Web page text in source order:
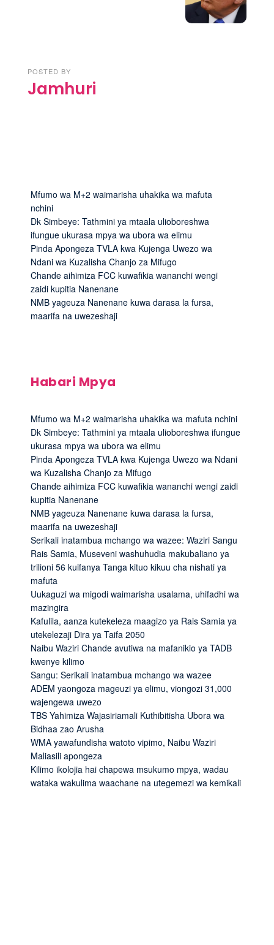
POSTED BY
Jamhuri
Mfumo wa M+2 waimarisha uhakika wa mafuta
nchini
Dk Simbeye: Tathmini ya mtaala ulioboreshwa
ifungue ukurasa mpya wa ubora wa elimu
Pinda Apongeza TVLA kwa Kujenga Uwezo wa
Ndani wa Kuzalisha Chanjo za Mifugo
Chande aihimiza FCC kuwafikia wananchi wengi
zaidi kupitia Nanenane
NMB yageuza Nanenane kuwa darasa la fursa,
maarifa na uwezeshaji
Habari Mpya
Mfumo wa M+2 waimarisha uhakika wa mafuta nchini
Dk Simbeye: Tathmini ya mtaala ulioboreshwa ifungue
ukurasa mpya wa ubora wa elimu
Pinda Apongeza TVLA kwa Kujenga Uwezo wa Ndani
wa Kuzalisha Chanjo za Mifugo
Chande aihimiza FCC kuwafikia wananchi wengi zaidi
kupitia Nanenane
NMB yageuza Nanenane kuwa darasa la fursa,
maarifa na uwezeshaji
Serikali inatambua mchango wa wazee: Waziri Sangu
Rais Samia, Museveni washuhudia makubaliano ya
trilioni 56 kuifanya Tanga kituo kikuu cha nishati ya
mafuta
Uukaguzi wa migodi waimarisha usalama, uhifadhi wa
mazingira
Kafulila, aanza kutekeleza maagizo ya Rais Samia ya
utekelezaji Dira ya Taifa 2050
Naibu Waziri Chande avutiwa na mafanikio ya TADB
kwenye kilimo
Sangu: Serikali inatambua mchango wa wazee
ADEM yaongoza mageuzi ya elimu, viongozi 31,000
wajengewa uwezo
TBS Yahimiza Wajasiriamali Kuthibitisha Ubora wa
Bidhaa zao Arusha
WMA yawafundisha watoto vipimo, Naibu Waziri
Maliasili apongeza
Kilimo ikolojia hai chapewa msukumo mpya, wadau
wataka wakulima waachane na utegemezi wa kemikali